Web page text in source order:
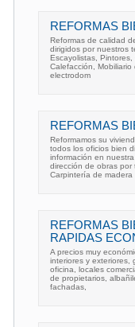
REFORMAS
Reformas de calidad
dirigidos por nuestros
Escayolistas,
Calefacción,
electrodom
REFORMAS
Reformamos su
todos los oficios bien
información en
dirección de obras por
Carpintería de madera
REFORMAS
RAPIDAS
A precios muy
interiores y exteriores,
oficina, locales
de propietarios,
fachadas,